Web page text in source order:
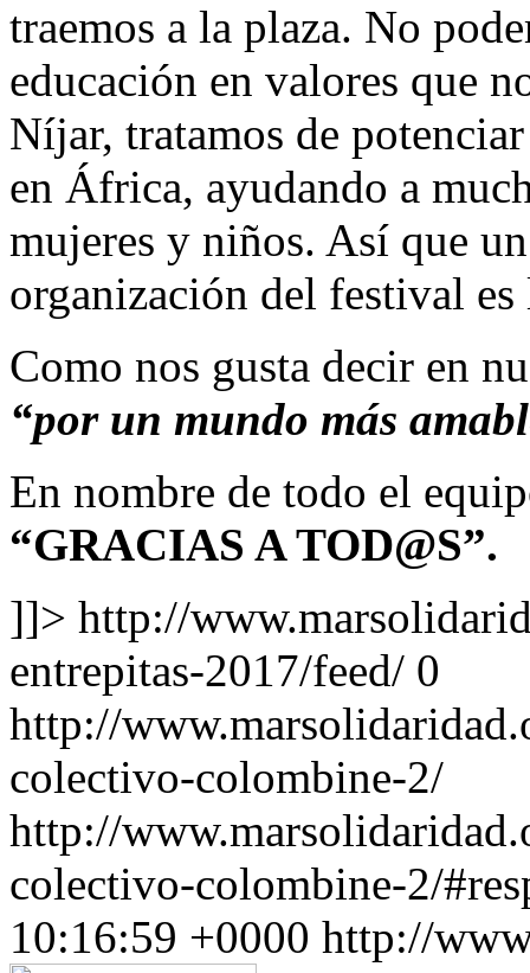
traemos a la plaza. No
educación en valores que
Níjar, tratamos de
en África, ayudando a
mujeres y niños. Así que
organización del festival
Como nos gusta decir en
“por un mundo más
En nombre de todo el
“GRACIAS A TOD@S”.
]]> http://
entrepitas-2017/feed/ 0
http://
colectivo-colombine-2/
http://
colectivo-colombine-2/
10:16:59 +0000 http://